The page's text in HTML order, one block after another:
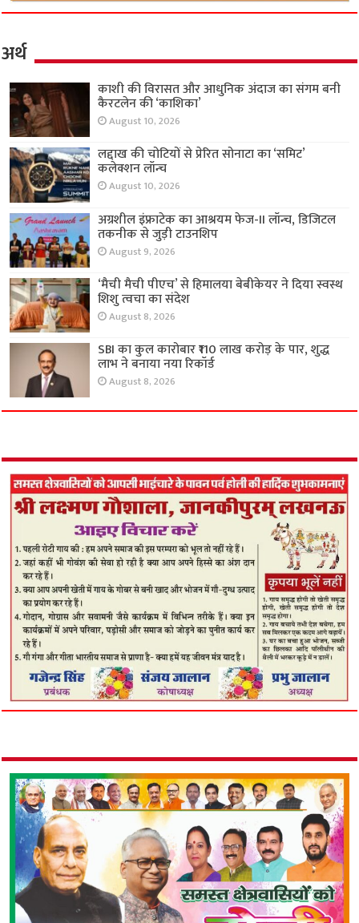
अर्थ
काशी की विरासत और आधुनिक अंदाज का संगम बनी
कैरटलेन की ‘काशिका’
August 10, 2026
लद्दाख की चोटियों से प्रेरित सोनाटा का ‘समिट’
कलेक्शन लॉन्च
August 10, 2026
अग्रशील इंफ्राटेक का आश्रयम फेज-II लॉन्च, डिजिटल
तकनीक से जुड़ी टाउनशिप
August 9, 2026
‘मैची मैची पीएच’ से हिमालया बेबीकेयर ने दिया स्वस्थ
शिशु त्वचा का संदेश
August 8, 2026
SBI का कुल कारोबार ₹110 लाख करोड़ के पार, शुद्ध
लाभ ने बनाया नया रिकॉर्ड
August 8, 2026